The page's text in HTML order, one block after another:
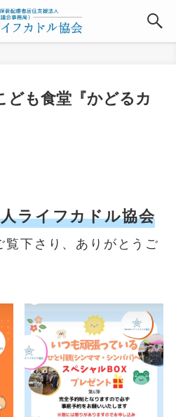
ども食堂『かどるカ
ライフカドル協会
覧下さり、ありがとうご